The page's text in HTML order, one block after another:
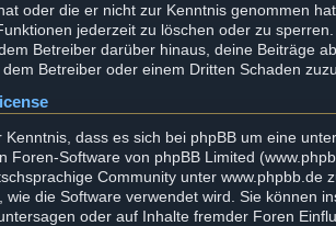
oder die er nicht zur Kenntnis genommen
jederzeit zu löschen oder zu sperren.
Betreiber darüber hinaus, deine Beiträge
Betreiber oder einem Dritten Schaden
Kenntnis, dass es sich bei phpBB um eine
Foren-Software von phpBB Limited
Community unter www.phpbb.de
wie die Software verwendet wird. Sie können
oder auf Inhalte fremder Foren